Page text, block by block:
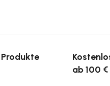
ab 100 €